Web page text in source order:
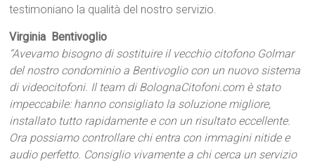
testimoniano la qualità del nostro servizio.
Virginia  Bentivoglio
“Avevamo bisogno di sostituire il vecchio citofono Golmar
del nostro condominio a Bentivoglio con un nuovo sistema
di videocitofoni. Il team di BolognaCitofoni.com è stato
impeccabile: hanno consigliato la soluzione migliore,
installato tutto rapidamente e con un risultato eccellente.
Ora possiamo controllare chi entra con immagini nitide e
audio perfetto. Consiglio vivamente a chi cerca un servizio